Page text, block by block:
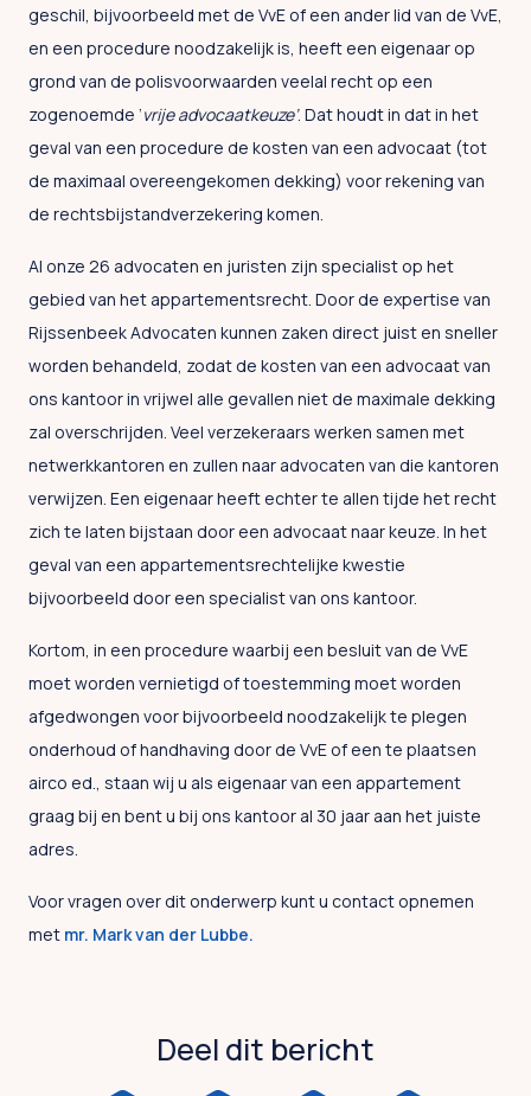
geschil, bijvoorbeeld met de VvE of een ander lid van de VvE,
en een procedure noodzakelijk is, heeft een eigenaar op
grond van de polisvoorwaarden veelal recht op een
zogenoemde ‘vrije advocaatkeuze’. Dat houdt in dat in het
geval van een procedure de kosten van een advocaat (tot
de maximaal overeengekomen dekking) voor rekening van
de rechtsbijstandverzekering komen.
Al onze 26 advocaten en juristen zijn specialist op het
gebied van het appartementsrecht. Door de expertise van
Rijssenbeek Advocaten kunnen zaken direct juist en sneller
worden behandeld, zodat de kosten van een advocaat van
ons kantoor in vrijwel alle gevallen niet de maximale dekking
zal overschrijden. Veel verzekeraars werken samen met
netwerkkantoren en zullen naar advocaten van die kantoren
verwijzen. Een eigenaar heeft echter te allen tijde het recht
zich te laten bijstaan door een advocaat naar keuze. In het
geval van een appartementsrechtelijke kwestie
bijvoorbeeld door een specialist van ons kantoor.
Kortom, in een procedure waarbij een besluit van de VvE
moet worden vernietigd of toestemming moet worden
afgedwongen voor bijvoorbeeld noodzakelijk te plegen
onderhoud of handhaving door de VvE of een te plaatsen
airco ed., staan wij u als eigenaar van een appartement
graag bij en bent u bij ons kantoor al 30 jaar aan het juiste
adres.
Voor vragen over dit onderwerp kunt u contact opnemen
met mr. Mark van der Lubbe.
Deel dit bericht